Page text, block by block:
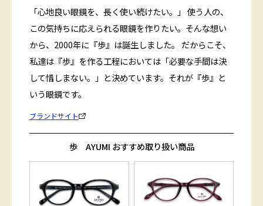
「心地良い眼鏡を、長く使い続けたい。」 使う人の、
この気持ちに応えられる眼鏡を作りたい。そんな想い
から、2000年に『歩』は誕生しました。 だからこそ、
私達は『歩』を作る工程においては「必要な手間は決
して惜しまない。」と決めています。それが『歩』と
いう眼鏡です。
ブランドサイト
歩 AYUMI おすすめ取り扱い商品